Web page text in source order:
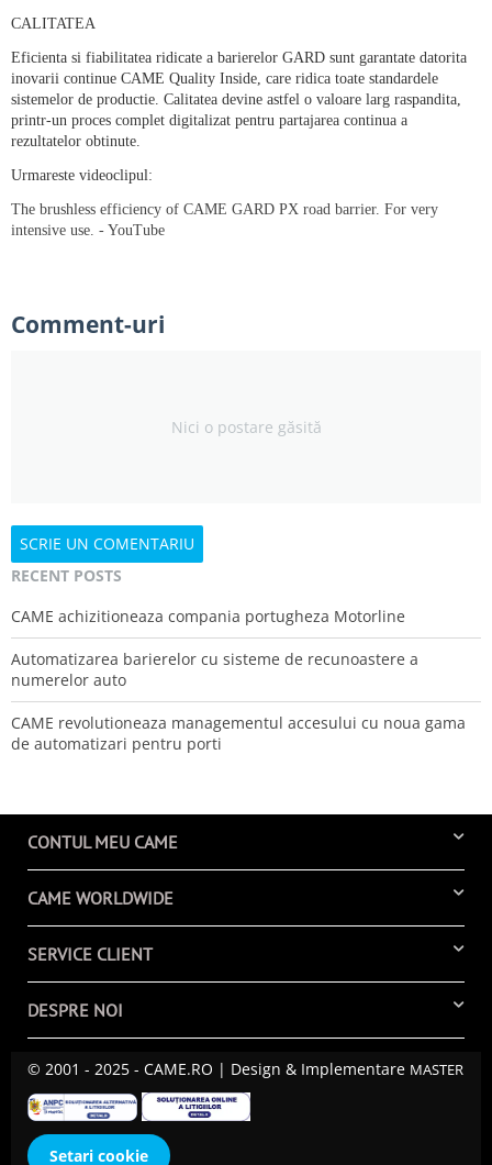
CALITATEA
Eficienta si fiabilitatea ridicate a barierelor GARD sunt garantate datorita
inovarii continue CAME Quality Inside, care ridica toate standardele
sistemelor de productie. Calitatea devine astfel o valoare larg raspandita,
printr-un proces complet digitalizat pentru partajarea continua a
rezultatelor obtinute.
Urmareste videoclipul:
The brushless efficiency of CAME GARD PX road barrier. For very
intensive use. - YouTube
Comment-uri
Nici o postare găsită
SCRIE UN COMENTARIU
RECENT POSTS
CAME achizitioneaza compania portugheza Motorline
Automatizarea barierelor cu sisteme de recunoastere a
numerelor auto
CAME revolutioneaza managementul accesului cu noua gama
de automatizari pentru porti
CONTUL MEU CAME
CAME WORLDWIDE
SERVICE CLIENT
DESPRE NOI
© 2001 - 2025 - CAME.RO | Design & Implementare MASTER
Setari cookie